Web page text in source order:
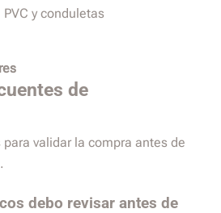
y conduletas
de
validar la compra antes de
debo revisar antes de